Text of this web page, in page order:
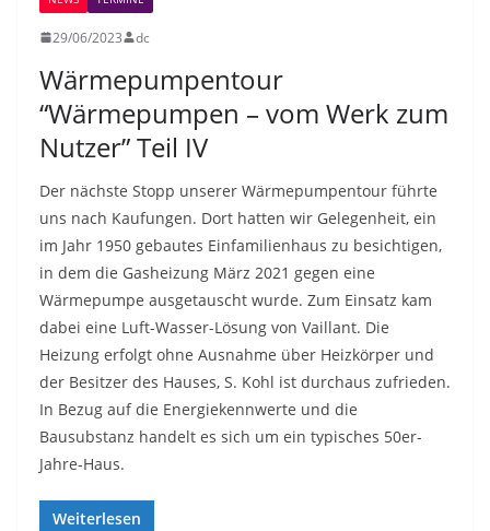
29/06/2023 dc
Wärmepumpentour
“Wärmepumpen – vom Werk zum
Nutzer” Teil IV
Der nächste Stopp unserer Wärmepumpentour führte
uns nach Kaufungen. Dort hatten wir Gelegenheit, ein
im Jahr 1950 gebautes Einfamilienhaus zu besichtigen,
in dem die Gasheizung März 2021 gegen eine
Wärmepumpe ausgetauscht wurde. Zum Einsatz kam
dabei eine Luft-Wasser-Lösung von Vaillant. Die
Heizung erfolgt ohne Ausnahme über Heizkörper und
der Besitzer des Hauses, S. Kohl ist durchaus zufrieden.
In Bezug auf die Energiekennwerte und die
Bausubstanz handelt es sich um ein typisches 50er-
Jahre-Haus.
Weiterlesen